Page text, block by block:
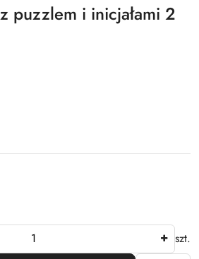
puzzlem i inicjałami 2
szt.